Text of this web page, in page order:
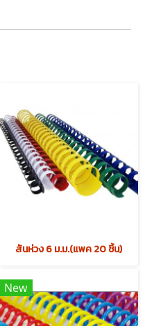
สันห่วง 6 ม.ม.(แพค 20 ชิ้น)
New